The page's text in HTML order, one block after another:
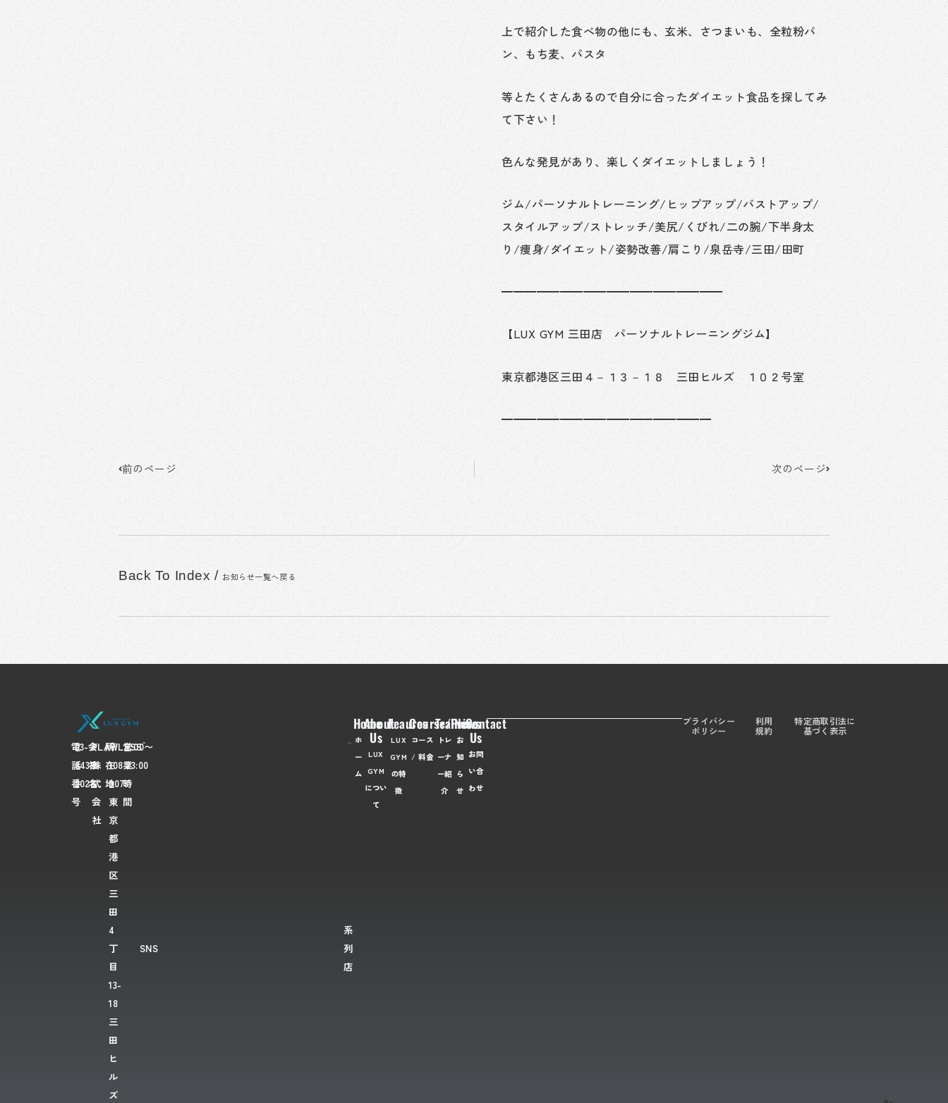
上で紹介した食べ物の他にも、玄米、さつまいも、全粒粉パ
ン、もち麦、パスタ
等とたくさんあるので自分に合ったダイエット食品を探してみ
て下さい！
色んな発見があり、楽しくダイエットしましょう！
ジム/パーソナルトレーニング/ヒップアップ/バストアップ/
スタイルアップ/ストレッチ/美尻/くびれ/二の腕/下半身太
り/痩身/ダイエット/姿勢改善/肩こり/泉岳寺/三田/田町
━━━━━━━━━━━━━━━━━━━
【LUX GYM 三田店 パーソナルトレーニングジム】
東京都港区三田４－１３－１８ 三田ヒルズ １０２号室
━━━━━━━━━━━━━━━━━━
前のページ 次のページ
Back To Index / お知らせ一覧へ戻る
電
話
番
号
03-
6435-
2028
会
社
名
FLAWLESS
株
式
会
社
所
在
地
〒
108-
0073
東
京
都
港
区
三
田
4
丁
目
13-
18
三
田
ヒ
ル
ズ
営
業
時
間
7:00〜
23:00
SNS
系
列
店
Home
ホ
ー
ム
About
Us
LUX
GYM
につい
て
Feaures
LUX
GYM
の特
徴
Course/Price
コース
/ 料金
Trainer
トレ
ーナ
ー紹
介
News
お
知
ら
せ
Contact
Us
お問
い合
わせ
プライバシー
ポリシー
利用
規約
特定商取引法に
基づく表示